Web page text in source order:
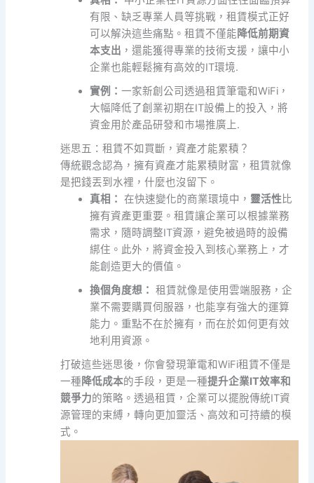
有限、缺乏專業人員等挑戰，租賃模式正好
可以解決這些痛點。租賃不僅能降低前期資
本支出 ，還能獲得專業的技術支援，讓中小
企業也能輕鬆擁有高效的IT環境.
實例：一家新創公司透過租賃筆電和WiFi，
大幅降低了創業初期在IT設備上的投入，將
資金用於產品研發和市場推廣上.
迷思五：租賃不如買斷，資產才能累積？
傳統觀念認為，擁有資產才能累積財富，租賃就像
是把錢丟到水裡，什麼也沒留下。
真相： 在快速變化的商業環境中， 靈活性比
擁有資產更重要。租賃讓企業可以根據業務
需求，隨時調整IT資源，避免被過時的設備
綁住。此外，將資金投入到核心業務上，才
能創造更大的價值。
換個角度想： 租賃就像是使用雲端服務，企
業不需要購買伺服器，也能享有強大的運算
能力。重點不在於擁有，而在於如何更有效
地利用資源。
打破這些迷思後，你會發現筆電和WiFi租賃不僅是
一種降低成本的手段，更是一種提升企業IT效率和
競爭力的策略。透過租賃，企業可以擺脫傳統IT資
源管理的束縛，轉向更加靈活、高效和可持續的模
式。